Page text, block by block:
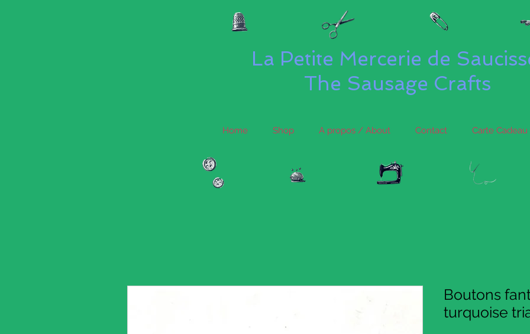
La Petite Mercerie de
The Sausage Crafts
Home Shop A propos / About Contact Carte
Boutons
turquoise